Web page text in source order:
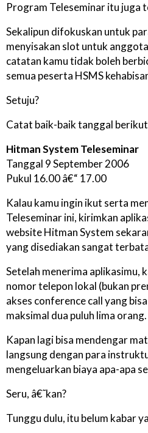
Program Teleseminar itu juga
Sekalipun difokuskan untuk
menyisakan slot untuk
catatan kamu tidak boleh
semua peserta HSMS
Setuju?
Catat baik-baik tanggal
Hitman System Teleseminar
Tanggal 9 September 2006
Pukul 16.00 â€“ 17.00
Kalau kamu ingin ikut serta
Teleseminar ini, kirimkan
website Hitman System
yang disediakan sangat
Setelah menerima aplikasimu,
nomor telepon lokal (bukan
akses conference call yang
maksimal dua puluh lima orang.
Kapan lagi bisa mendengar
langsung dengan para
mengeluarkan biaya apa-apa
Seru, â€˜kan?
Tunggu dulu, itu belum kabar